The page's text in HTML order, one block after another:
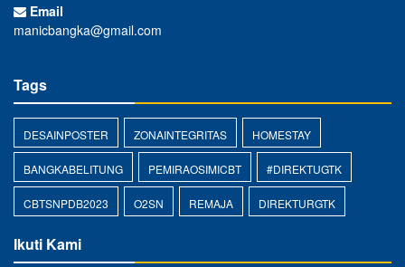
Email
manicbangka@gmail.com
Tags
DESAINPOSTER ZONAINTEGRITAS HOMESTAY
BANGKABELITUNG PEMIRAOSIMICBT #DIREKTUGTK
CBTSNPDB2023 O2SN REMAJA DIREKTURGTK
Ikuti Kami